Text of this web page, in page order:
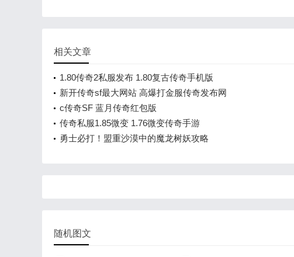
相关文章
1.80传奇2私服发布 1.80复古传奇手机版
新开传奇sf最大网站 高爆打金服传奇发布网
c传奇SF 蓝月传奇红包版
传奇私服1.85微变 1.76微变传奇手游
勇士必打！盟重沙漠中的魔龙树妖攻略
随机图文